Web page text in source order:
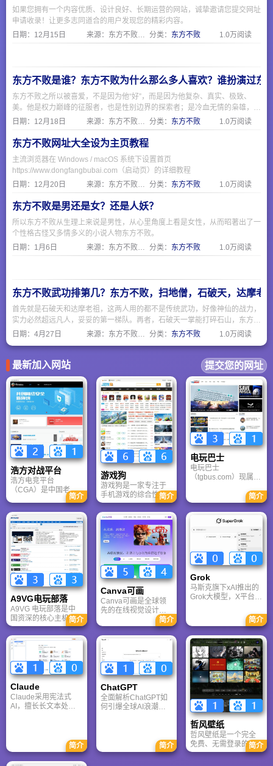
如果您拥有一个内容优质、设计良好、长期运营的网站，诚挚邀请您提交网址
申请收录！让更多志同道合的用户发现您的精彩内容。
日期： 12月15日 来源：东方不败网址大全 分类： 东方不败 1.0万阅读
东方不败是谁？东方不败为什么那么多人喜欢？谁扮演过东
东方不败之所以被喜爱，不是因为他“好”，而是因为他复杂、真实、极致、
美。他是权力巅峰的征服者，也是性别边界的探索者；是冷血无情的枭雄，也
是为爱痴狂的凡人。正如一句话所说：“他不是反派，他是照出所有人欲望与
恐惧的一面镜子。”
日期： 12月18日 来源：东方不败网址大全 分类： 东方不败 1.0万阅读
东方不败网址大全设为主页教程
主流浏览器在 Windows / macOS 系统下设置首页
https://www.dongfangbubai.com（启动页）的详细教程
日期： 12月20日 来源：东方不败网址大全 分类： 东方不败 1.0万阅读
东方不败是男还是女？还是人妖？
所以东方不败从生理上来说是男性，从心里角度上看是女性，从而昭著出了一
个性格古怪又多情多义的小说人物东方不败。
日期： 1月6日 来源：东方不败网址大全 分类： 东方不败 1.0万阅读
东方不败武功排第几？东方不败，扫地僧，石破天，达摩老
首先就是石破天和达摩老祖，这两人用的都不是传统武功，好像神仙的战力，
实力必然超远凡人，妥妥的第一梯队。再者，石破天一掌能打碎石山，东方不
败的绣花针显的不够看，而且石破天的防御力也是天花板级别的。然后我们看
毕竟是凡夫俗子，比不上以上那些开挂的高手。
日期： 4月27日 来源：东方不败网址大全 分类： 东方不败 1.0万阅读
最新加入网站 提交您的网址
浩方对战平台
浩方电竞平台
（CGA）是中国老牌
游戏联机平台，提供
CS、War3、星际争霸
等经典游戏的稳定联
机服务。重温DOTA1
的激情岁月，找回当
年的战友。同时提供
最新CGA电竞赛事资
讯及热门页游入口，
致敬中国电竞的黄金
时代。
简介
游戏狗
游戏狗是一家专注于
手机游戏的综合性门
户网站。它致力于为
手游玩家提供最新、
最全的游戏资讯、攻
略、评测及视频等内
容，是国内较早一批
专注于移动游戏领域
的垂直媒体。
简介
电玩巴士
电玩巴士
（tgbus.com）现属于
注于解决游戏用户需
求的综合性游戏门户
网站，电玩巴士是一
个全面的综合性游戏
门户，专注于为全球
玩家提供主机、PC及
移动端游戏的全方位
资讯。
简介
A9VG电玩部落
A9VG 电玩部落是中
国资深的核心主机游
戏玩家社区。网站以
论坛为核心，提供全
面的主机游戏资讯、
攻略和资料库，覆盖
PlayStation、Xbox、
Switch 等全平台。凭
借其深厚的历史积淀
和活跃的用户群体，
A9VG 成为硬核玩家
交流心得、分享攻略
简介
Canva可画
Canva可画是全球领
先的在线视觉设计平
台，内置AI“魔力工作
室”，提供海量正版模
板与素材。无论是自
媒体封面、企业海报
还是PPT，零基础用
户也能轻松实现专业
级创作，让设计触手
可及。
简介
Grok
马斯克旗下xAI推出的
Grok大模型，X平台实
体协作的核心优势。
针对其中文能力、隐
私安全及幻觉问题等
高频疑问进行客观解
答，提供AI选型参
考。
简介
Claude
Claude采用宪法式
AI，擅长长文本处理
快速迭代上占优。两
者定位不同，各有千
秋。
简介
ChatGPT‌
全面解析ChatGPT如
何引爆全球AI浪潮！
看懂大语言模型如何
重塑未来。
简介
哲风壁纸
哲风壁纸是一个完全
免费、无需登录的高
清壁纸下载网站。提
简介